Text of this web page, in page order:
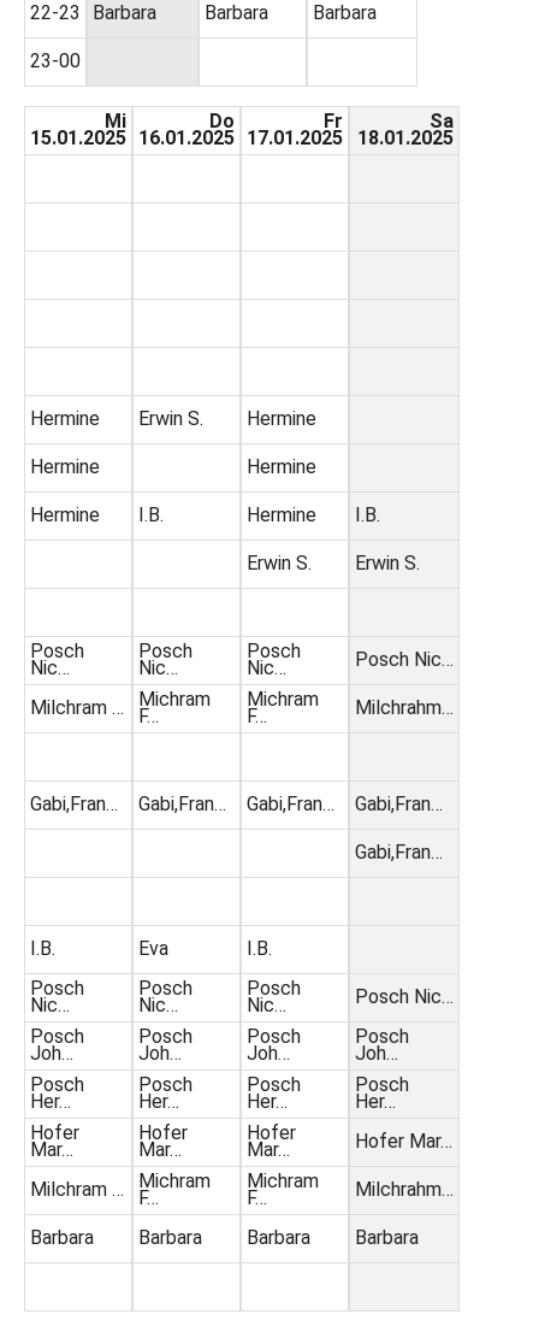
22-23
23-00
Barbara
Barbara
Barbara
Mi
15.01.2025
Hermine
Hermine
Hermine
Posch
Nic…
Milchram …
Gabi,Fran…
I.B.
Posch
Nic…
Posch
Joh…
Posch
Her…
Hofer
Mar…
Milchram …
Barbara
Do
16.01.2025
Erwin S.
I.B.
Posch
Nic…
Michram
F…
Gabi,Fran…
Eva
Posch
Nic…
Posch
Joh…
Posch
Her…
Hofer
Mar…
Michram
F…
Barbara
Fr
17.01.2025
Hermine
Hermine
Hermine
Erwin S.
Posch
Nic…
Michram
F…
Gabi,Fran…
I.B.
Posch
Nic…
Posch
Joh…
Posch
Her…
Hofer
Mar…
Michram
F…
Barbara
Sa
18.01.2025
I.B.
Erwin S.
Posch Nic…
Milchrahm…
Gabi,Fran…
Gabi,Fran…
Posch Nic…
Posch
Joh…
Posch
Her…
Hofer Mar…
Milchrahm…
Barbara